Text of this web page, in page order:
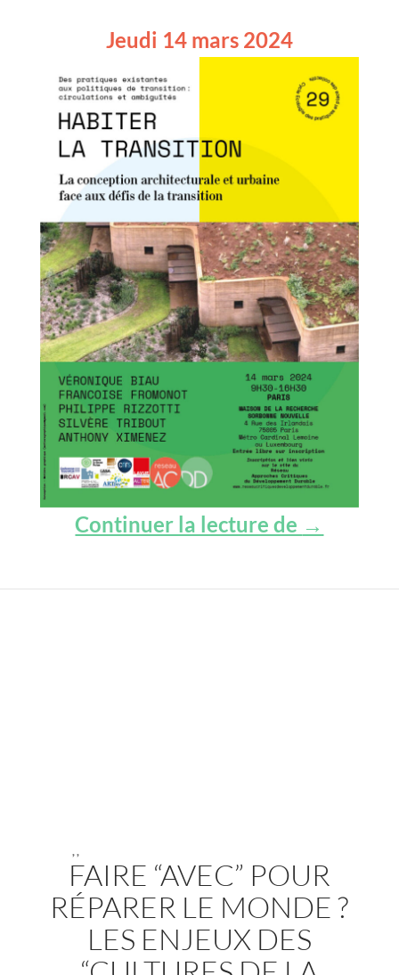
Jeudi 14 mars 2024
Continuer la lecture de La
→
,,
FAIRE “AVEC” POUR
RÉPARER LE MONDE ?
LES ENJEUX DES